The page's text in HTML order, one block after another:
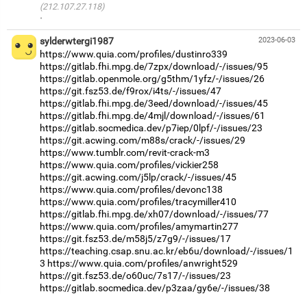
(212.107.27.118)
·
2023-06-03
sylderwtergi1987
https://www.quia.com/profiles/dustinro339
https://gitlab.fhi.mpg.de/7zpx/download/-/issues/95
https://gitlab.openmole.org/g5thm/1yfz/-/issues/26
https://git.fsz53.de/f9rox/i4ts/-/issues/47
https://gitlab.fhi.mpg.de/3eed/download/-/issues/45
https://gitlab.fhi.mpg.de/4mjl/download/-/issues/61
https://gitlab.socmedica.dev/p7iep/0lpf/-/issues/23
https://git.acwing.com/m88s/crack/-/issues/29
https://www.tumblr.com/revit-crack-m3
https://www.quia.com/profiles/vickier258
https://git.acwing.com/j5lp/crack/-/issues/45
https://www.quia.com/profiles/devonc138
https://www.quia.com/profiles/tracymiller410
https://gitlab.fhi.mpg.de/xh07/download/-/issues/77
https://www.quia.com/profiles/amymartin277
https://git.fsz53.de/m58j5/z7g9/-/issues/17
https://teaching.csap.snu.ac.kr/eb6u/download/-/issues/1
3 https://www.quia.com/profiles/anwright529
https://git.fsz53.de/o60uc/7s17/-/issues/23
https://gitlab.socmedica.dev/p3zaa/gy6e/-/issues/38